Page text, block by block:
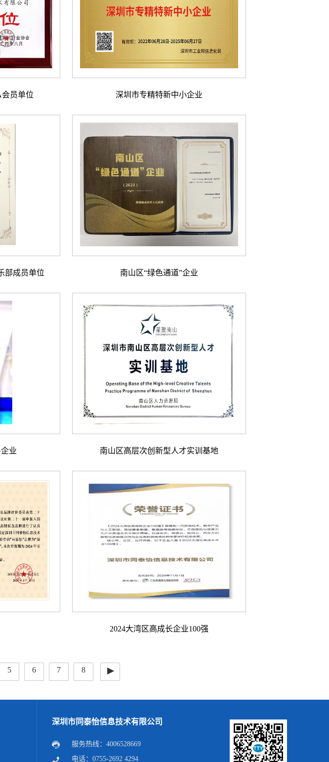
员单位 深圳市专精特新中小企业
部成员单位 南山区“绿色通道”企业
业 南山区高层次创新型人才实训基地
2024大湾区高成长企业100强
5 6 7 8 ▸
深圳市同泰怡信息技术有限公司
服务热线：4006528669
电话：0755-2692 4294